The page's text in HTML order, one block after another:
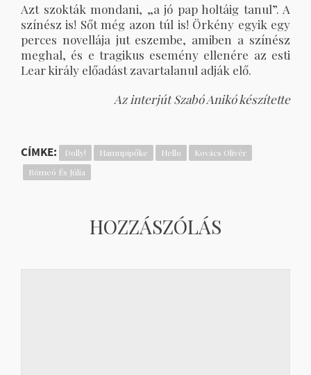
Azt szokták mondani, „a jó pap holtáig tanul”. A
színész is! Sőt még azon túl is! Örkény egyik egy
perces novellája jut eszembe, amiben a színész
meghal, és e tragikus esemény ellenére az esti
Lear király előadást zavartalanul adják elő.
Az interjút Szabó Anikó készítette
CÍMKE: Dolly! Hamupipőke Hello
Kovács Olivér
Rómeó És Júlia
HOZZÁSZÓLÁS